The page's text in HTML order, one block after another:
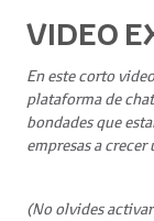
VIDEO
En este corto
plataforma de
bondades que
empresas a crecer
(No olvides